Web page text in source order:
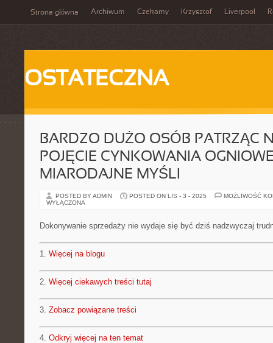
Strona główna Archiwum Czekamy Krzysztof Liverpool
OSTATECZNA
BARDZO DUŻO OSÓB PATRZĄC
POJĘCIE CYNKOWANIA
MIARODAJNE MYŚLI
POSTED BY ADMIN POSTED ON LIS - 3 - 2025
MOŻLIWOŚĆ
WYŁĄCZONA
Dokonywanie sprzedaży nie wydaje się być dziś nadzwyczaj
1. Więcej na blogu
2. Więcej ciekawych treści tutaj
3. Zobacz powiązane treści
4. Odkryj więcej na ten temat